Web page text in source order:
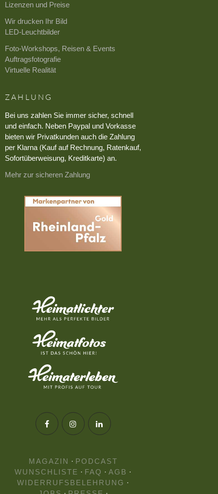
Lizenzen und Preise
Wir drucken Ihr Bild
LED-Leuchtbilder
Foto-Workshops, Reisen & Events
Auftragsfotografie
Virtuelle Realität
ZAHLUNG
Bei uns zahlen Sie immer sicher, schnell
und einfach. Neben Paypal und Vorkasse
bieten wir Privatkunden auch die Zahlung
per Klarna (Kauf auf Rechnung, Ratenkauf,
Sofortüberweisung, Kreditkarte) an.
Mehr zur sicheren Zahlung
MAGAZIN · PODCAST
WUNSCHLISTE · FAQ · AGB ·
WIDERRUFSBELEHRUNG ·